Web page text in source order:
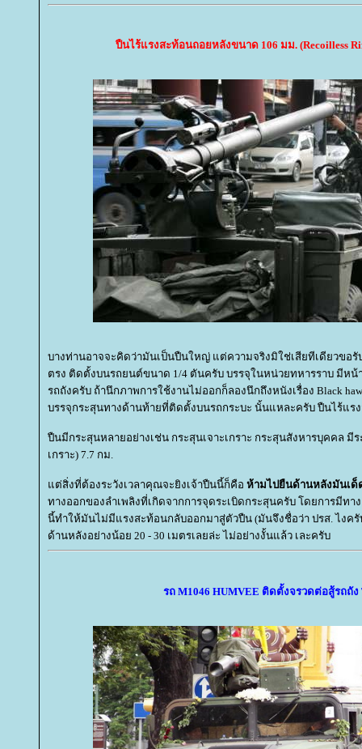
ปืนไร้แรงสะท้อนถอยหลังขนาด 106 มม. (Recoilless
บางท่านอาจจะคิดว่ามันเป็นปืนใหญ่ แต่ความจริงมิใช่เสียทีเดียวขอรั
ตรง ติดตั้งบนรถยนต์ขนาด 1/4 ตันครับ บรรจุในหน่วยทหารราบ มีห
รถถังครับ ถ้านึกภาพการใช้งานไม่ออกก็ลองนึกถึงหนังเรื่อง Black
บรรจุกระสุนทางด้านท้ายที่ติดตั้งบนรถกระบะ นั้นแหละครับ ปืนไร้แร
ปืนมีกระสุนหลายอย่างเช่น กระสุนเจาะเกราะ กระสุนสังหารบุคคล มี
เกราะ) 7.7 กม.
ต่สิ่งที่ต้องระวังเวลาคุณจะยิงเจ้าปืนนี้ก็คือ ห้ามไปยืนด้านหลังมันเด็
ทางออกของลำเพลิงที่เกิดจากการจุดระเบิดกระสุนครับ โดยการมีท
นี้ทำให้มันไม่มีแรงสะท้อนกลับออกมาสู่ตัวปืน (มันจึงชื่อว่า ปรส. ไงค
ด้านหลังอย่างน้อย 20 - 30 เมตรเลยล่ะ ไม่อย่างงั้นแล้ว เละครับ
รถ M1046 HUMVEE ติดตั้งจรวดต่อสู้รถถัง